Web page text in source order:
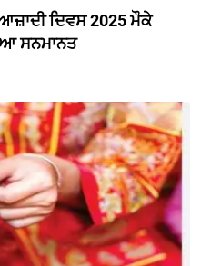
ਦਿਵਸ 2025 ਮੌਕੇ
ਸਨਮਾਨਤ